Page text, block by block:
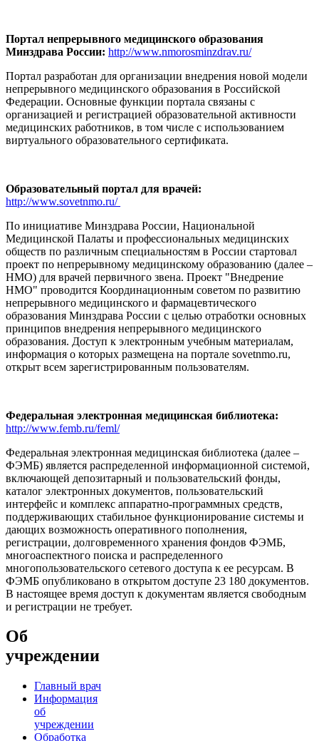
Портал непрерывного медицинского образования
Минздрава России: http://www.nmorosminzdrav.ru/
Портал разработан для организации внедрения новой модели
непрерывного медицинского образования в Российской
Федерации. Основные функции портала связаны с
организацией и регистрацией образовательной активности
медицинских работников, в том числе с использованием
виртуального образовательного сертификата.
Образовательный портал для врачей:
http://www.sovetnmo.ru/
По инициативе Минздрава России, Национальной
Медицинской Палаты и профессиональных медицинских
обществ по различным специальностям в России стартовал
проект по непрерывному медицинскому образованию (далее –
НМО) для врачей первичного звена. Проект "Внедрение
НМО" проводится Координационным советом по развитию
непрерывного медицинского и фармацевтического
образования Минздрава России с целью отработки основных
принципов внедрения непрерывного медицинского
образования. Доступ к электронным учебным материалам,
информация о которых размещена на портале sovetnmo.ru,
открыт всем зарегистрированным пользователям.
Федеральная электронная медицинская библиотека:
http://www.femb.ru/feml/
Федеральная электронная медицинская библиотека (далее –
ФЭМБ) является распределенной информационной системой,
включающей депозитарный и пользовательский фонды,
каталог электронных документов, пользовательский
интерфейс и комплекс аппаратно-программных средств,
поддерживающих стабильное функционирование системы и
дающих возможность оперативного пополнения,
регистрации, долговременного хранения фондов ФЭМБ,
многоаспектного поиска и распределенного
многопользовательского сетевого доступа к ее ресурсам. В
ФЭМБ опубликовано в открытом доступе 23 180 документов.
В настоящее время доступ к документам является свободным
и регистрации не требует.
Об
учреждении
Главный врач
Информация
об
учреждении
Обработка